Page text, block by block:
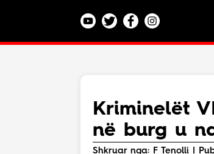
Lajme
Teknologji
Bota
Argëtim
Kriminelët
në burg u
Shkruar nga: F Tenolli |